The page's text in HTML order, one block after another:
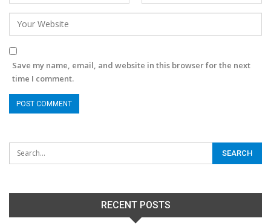
Save my name, email, and website in this browser for the next
time I comment.
RECENT POSTS